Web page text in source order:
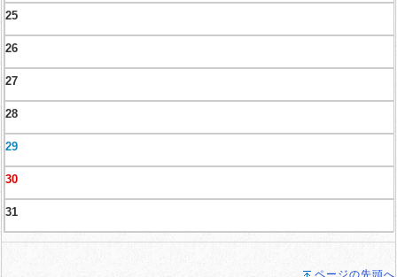
25
26
27
28
29
30
31
ページの先頭へ